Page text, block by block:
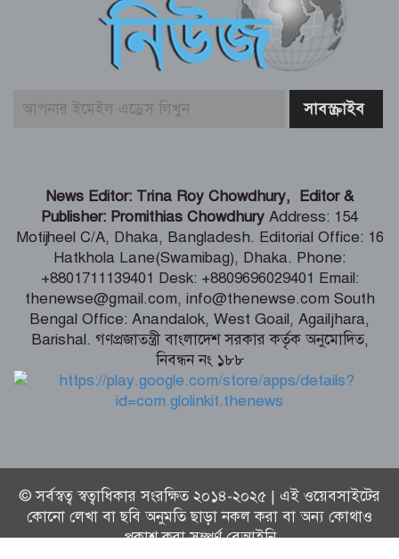
ট্রাম্পের হেলিকপ্টারের কাছাকাছি যাত্রীবাহী
বিমান, তদন্ত শুরু
রোমে বাংলাদেশ দূতাবাসে ‘জুলাই
গণঅভ্যুত্থান দিবস ২০২৬’ উদযাপিত:
স্বামী ভক্তিপ্রসাদ মধুসূদন গোস্বামী মহারাজের
আবির্ভাব তিথি আজ
জাতিসংঘে বাংলাদেশ স্থায়ী মিশনে ‘জুলাই
গণঅভ্যুত্থান দিবস’ উপলক্ষ্যে স্মারক সংবর্ধনা
হিরোশিমা দিবস: ‘ওপেনহাইমার’ সিনেমার
নির্মাণের নেপথ্যের বিস্ময়কর গল্প
News Editor: Trina Roy Chowdhury, Editor &
Publisher: Promithias Chowdhury Address: 154
Motijheel C/A, Dhaka, Bangladesh. Editorial Office: 16
Hatkhola Lane(Swamibag), Dhaka. Phone:
+8801711139401 Desk: +8809696029401 Email:
thenewse@gmail.com, info@thenewse.com South
Bengal Office: Anandalok, West Goail, Agailjhara,
Barishal. গণপ্রজাতন্ত্রী বাংলাদেশ সরকার কর্তৃক অনুমোদিত,
নিবন্ধন নং ১৮৮
© সর্বস্বত্ব স্বত্বাধিকার সংরক্ষিত ২০১৪-২০২৫ | এই ওয়েবসাইটের
কোনো লেখা বা ছবি অনুমতি ছাড়া নকল করা বা অন্য কোথাও
প্রকাশ করা সম্পূর্ণ বেআইনি